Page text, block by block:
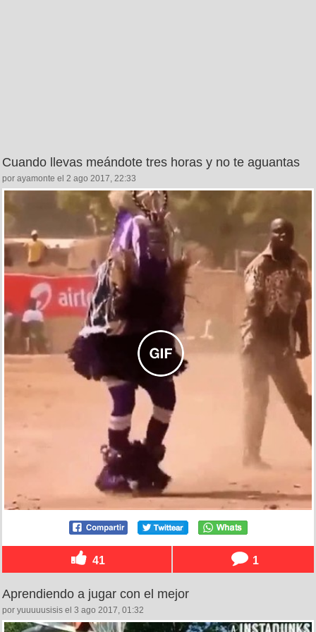
Cuando llevas meándote tres horas y no te aguantas
por ayamonte el 2 ago 2017, 22:33
41 1
Aprendiendo a jugar con el mejor
por yuuuuusisis el 3 ago 2017, 01:32